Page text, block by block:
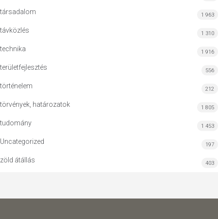
társadalom 1 963
távközlés 1 310
technika 1 916
területfejlesztés 556
történelem 212
törvények, határozatok 1 805
tudomány 1 453
Uncategorized 197
zöld átállás 403